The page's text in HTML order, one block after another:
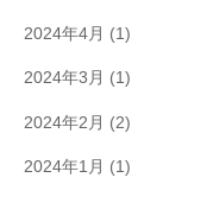
2024年4月 (1)
2024年3月 (1)
2024年2月 (2)
2024年1月 (1)